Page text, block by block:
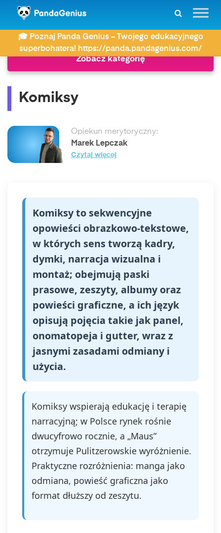
🎓 Poznaj Panda Genius – Twojego edukacyjnego
superbohatera! https://panda.pandagenius.com/
ZDAY Słownik Komiksy
Zobacz kategorię
Komiksy
Opiekun merytoryczny:
Marek Lepczak
Czytaj więcej
Komiksy to sekwencyjne
opowieści obrazkowo‑tekstowe,
w których sens tworzą kadry,
dymki, narracja wizualna i
montaż; obejmują paski
prasowe, zeszyty, albumy oraz
powieści graficzne, a ich język
opisują pojęcia takie jak panel,
onomatopeja i gutter, wraz z
jasnymi zasadami odmiany i
użycia.
Komiksy wspierają edukację i terapię
narracyjną; w Polsce rynek rośnie
dwucyfrowo rocznie, a „Maus”
otrzymuje Pulitzerowskie wyróżnienie.
Praktyczne rozróżnienia: manga jako
odmiana, powieść graficzna jako
format dłuższy od zeszytu.